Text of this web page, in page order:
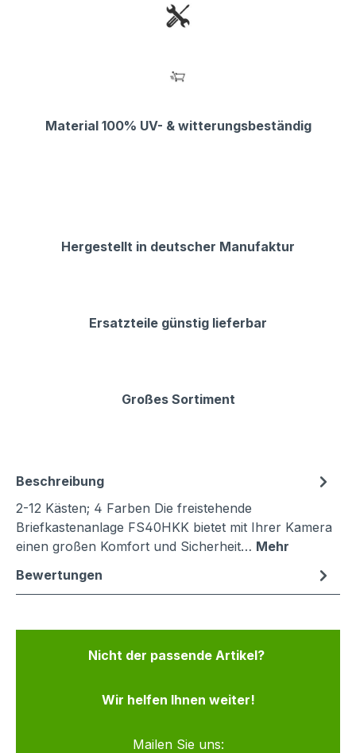
Material 100% UV- & witterungsbeständig
Hergestellt in deutscher Manufaktur
Ersatzteile günstig lieferbar
Großes Sortiment
Beschreibung
2-12 Kästen; 4 Farben Die freistehende
Briefkastenanlage FS40HKK bietet mit Ihrer Kamera
einen großen Komfort und Sicherheit… Mehr
Bewertungen
Nicht der passende Artikel?
Wir helfen Ihnen weiter!
Mailen Sie uns: